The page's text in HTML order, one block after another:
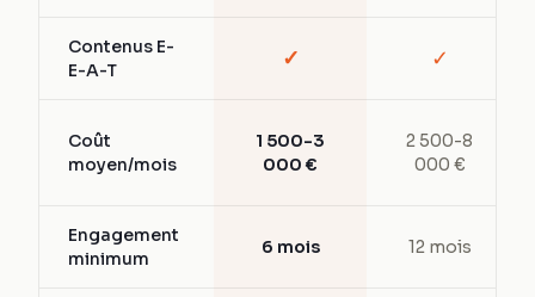
Contenus E-
E-A-T
✓ ✓
Coût
moyen/mois
1 500-3
000 €
2 500-8
000 €
Engagement
minimum
6 mois 12 mois